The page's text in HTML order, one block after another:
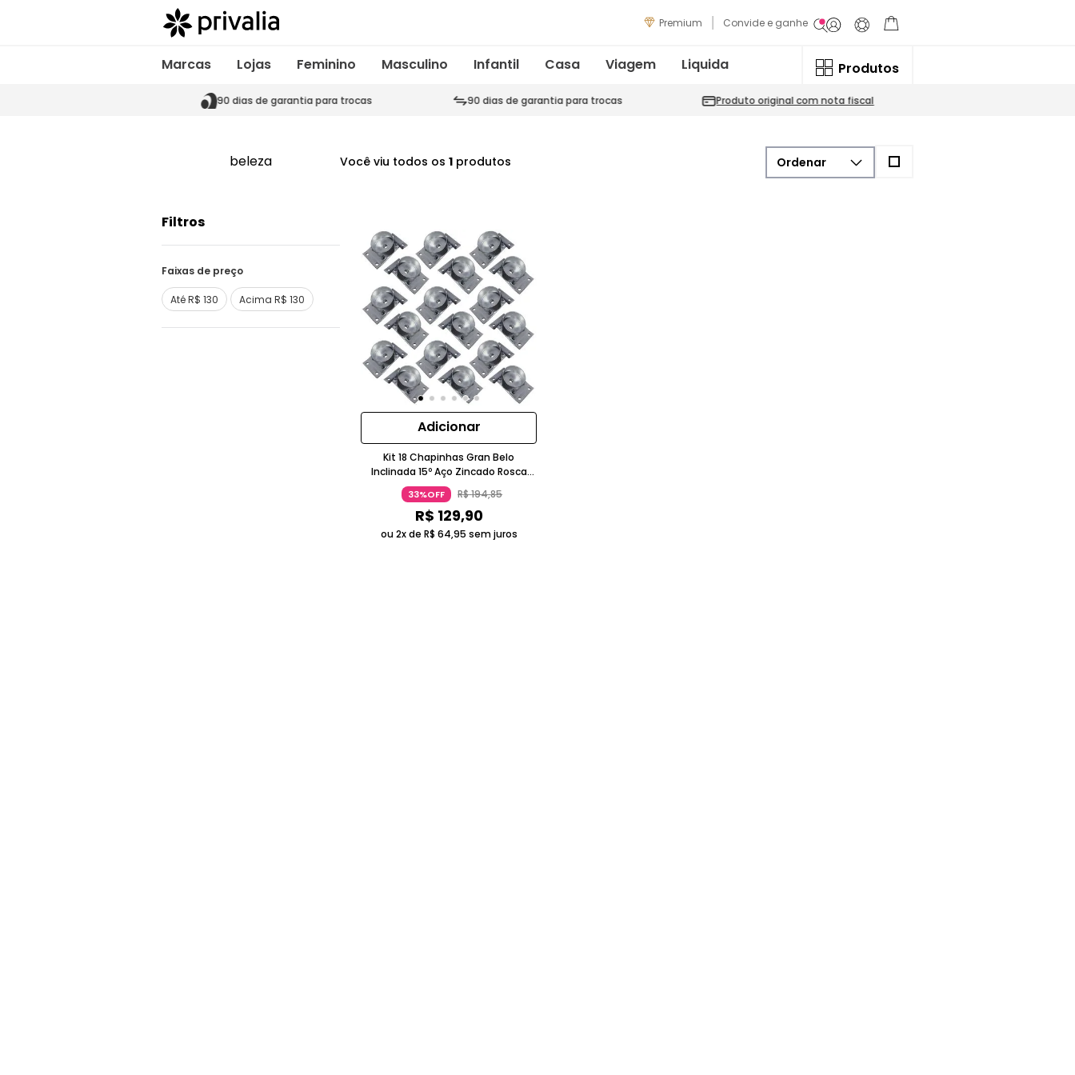
Premium Convide e ganhe
Marcas Lojas Feminino Masculino Infantil Casa Viagem Liquida Produtos
90 dias de garantia para trocas 90 dias de garantia para trocas Produto original com nota fiscal
beleza Você viu todos os 1 produtos
Filtros
Faixas de preço
Até R$ 130 Acima R$ 130
Adicionar
Kit 18 Chapinhas Gran Belo
Inclinada 15º Aço Zincado Rosca
5/16 G59
33%OFF R$194,85
R$ 129,90
ou 2x de R$ 64,95 sem juros